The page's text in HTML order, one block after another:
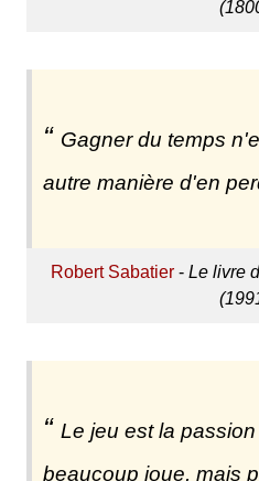
Gagner du temps
autre manière d'en
Robert Sabatier -Le livre
Le jeu est la
beaucoup joue, mais